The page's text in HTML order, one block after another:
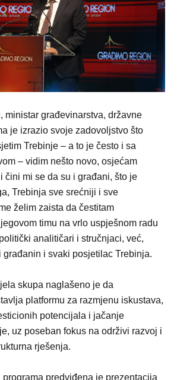
ministar građevinarstva, državne
je izrazio svoje zadovoljstvo što
Trebinje – a to je često i sa
– vidim nešto novo, osjećam
čini mi se da su i građani, što je
Trebinja sve srećniji i sve
želim zaista da čestitam
timu na vrlo uspješnom radu
analitičari i stručnjaci, već,
građanin i svaki posjetilac Trebinja.
skupa naglašeno je da
platformu za razmjenu iskustava,
potencijala i jačanje
uz poseban fokus na održivi razvoj i
rješenja.
predviđena je prezentacija